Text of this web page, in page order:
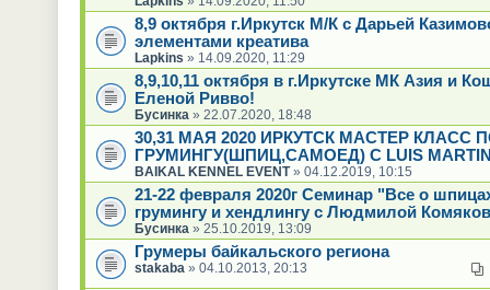
8,9 октября г.Иркутск М/К с Дарьей
элементами креатива
Lapkins » 14.09.2020, 11:29
8,9,10,11 октября в г.Иркутске МК Азия и
Еленой Ривво!
Бусинка » 22.07.2020, 18:48
30,31 МАЯ 2020 ИРКУТСК МАСТЕР КЛАСС
ГРУМИНГУ(ШПИЦ,САМОЕД) С LUIS MARTIN
BAIKAL KENNEL EVENT» 04.12.2019, 10:15
21-22 февраля 2020г Семинар "Все о
грумингу и хендлингу с Людмилой
Бусинка » 25.10.2019, 13:09
Грумеры байкальского региона
stakaba » 04.10.2013, 20:13